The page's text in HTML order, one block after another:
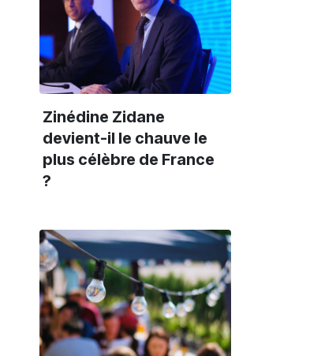
Nevers et Nièvre Nevers et Nièvre
Zinédine Zidane
devient-il le chauve le
plus célèbre de France
?